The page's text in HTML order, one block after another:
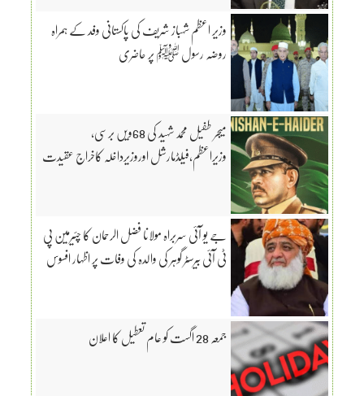
وزیر اعظم شہباز شریف کی پاکستانی وفد کے ہمراہ
روضہ رسول ﷺ پر حاضری
میجر طفیل محمد شہید کی 68ویں برسی،
وزیراعظم،فیلڈمارشل اوروزیرداخلہ کاخراج عقیدت
جے یو آئی سربراہ مولانا فضل الرحمان کا چئیرمین پی
ٹی آئی بیرسٹر گوہر کی والدہ کی وفات پر اظہار افسوس
جمعہ 28 اگست کو عام تعطیل کا اعلان